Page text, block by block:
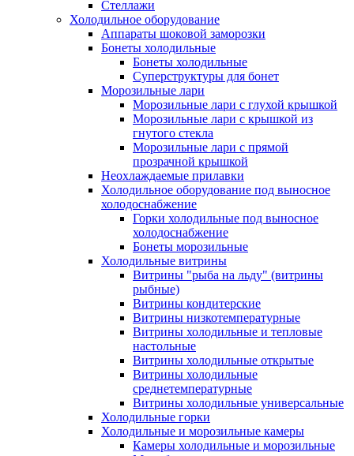
Стеллажи
Холодильное оборудование
Аппараты шоковой заморозки
Бонеты холодильные
Бонеты холодильные
Суперструктуры для бонет
Морозильные лари
Морозильные лари с глухой крышкой
Морозильные лари с крышкой из
гнутого стекла
Морозильные лари с прямой
прозрачной крышкой
Неохлаждаемые прилавки
Холодильное оборудование под выносное
холодоснабжение
Горки холодильные под выносное
холодоснабжение
Бонеты морозильные
Холодильные витрины
Витрины "рыба на льду" (витрины
рыбные)
Витрины кондитерские
Витрины низкотемпературные
Витрины холодильные и тепловые
настольные
Витрины холодильные открытые
Витрины холодильные
среднетемпературные
Витрины холодильные универсальные
Холодильные горки
Холодильные и морозильные камеры
Камеры холодильные и морозильные